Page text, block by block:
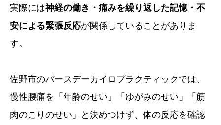
実際には神経の働き・痛みを繰り返した記憶・不
安による緊張反応が関係していることがありま
す。
佐野市のバースデーカイロプラクティックでは、
慢性腰痛を「年齢のせい」「ゆがみのせい」「筋
肉のこりのせい」と決めつけず、体の反応を確認